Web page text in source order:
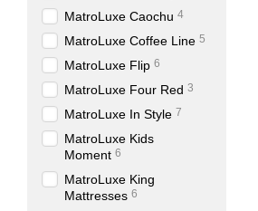
MatroLuxe Caochu 4
MatroLuxe Coffee Line 5
MatroLuxe Flip 6
MatroLuxe Four Red 3
MatroLuxe In Style 7
MatroLuxe Kids
Moment 6
MatroLuxe King
Mattresses 6